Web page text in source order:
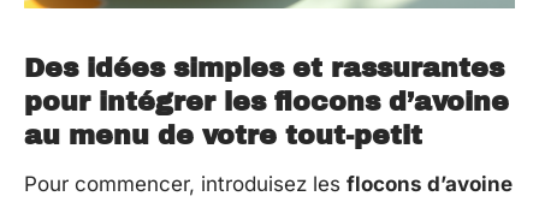
Des idées simples et rassurantes
pour intégrer les flocons d’avoine
au menu de votre tout-petit
Pour commencer, introduisez les flocons d’avoine